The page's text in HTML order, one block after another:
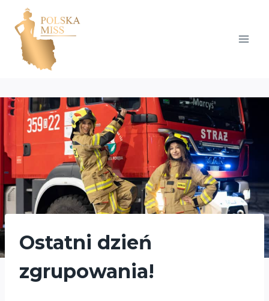
Przejdź
treści
Ostatni dzień
zgrupowania!